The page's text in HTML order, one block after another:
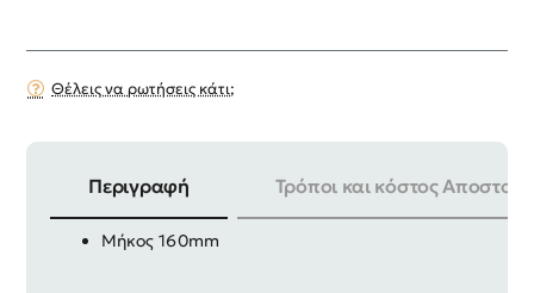
Θέλεις να ρωτήσεις κάτι;
Περιγραφή Τρόποι και κόστος
Γδάρτης καλωδίων TOTAL
Μήκος 160mm